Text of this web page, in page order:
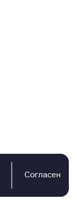
Согласен